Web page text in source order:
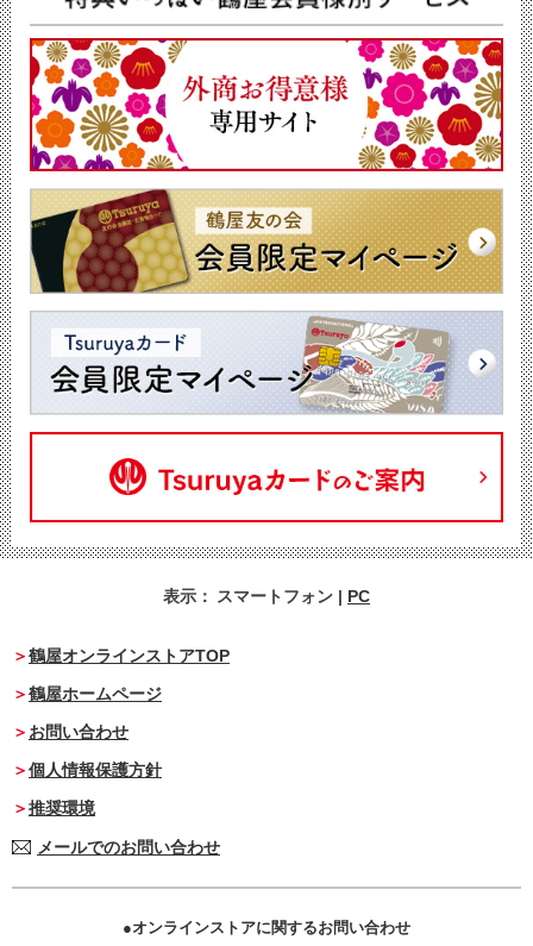
表示： スマートフォン | PC
鶴屋オンラインストアTOP
鶴屋ホームページ
お問い合わせ
個人情報保護方針
推奨環境
メールでのお問い合わせ
オンラインストアに関するお問い合わせ